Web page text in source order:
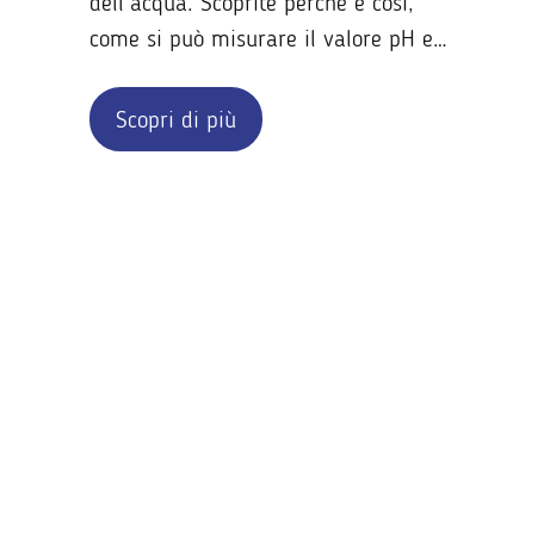
dell’acqua. Scoprite perché è così,
come si può misurare il valore pH e
alcaline.
Scopri di più